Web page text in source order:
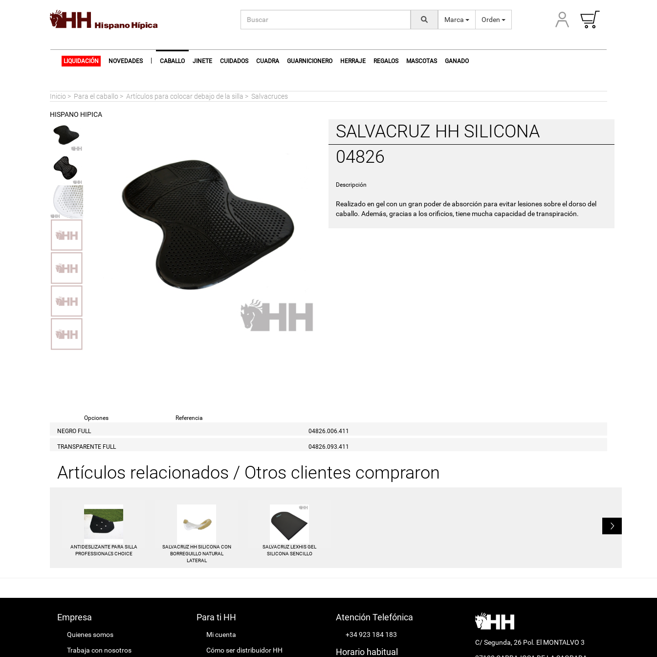
Marca Orden
LIQUIDACIÓN NOVEDADES | CABALLO JINETE CUIDADOS CUADRA GUARNICIONERO HERRAJE REGALOS MASCOTAS GANADO
Inicio > Para el caballo > Artículos para colocar debajo de la silla > Salvacruces
HISPANO HIPICA
SALVACRUZ HH SILICONA
04826
Descripción
Realizado en gel con un gran poder de absorción para evitar lesiones sobre el dorso del
caballo. Además, gracias a los orificios, tiene mucha capacidad de transpiración.
Opciones
Referencia
NEGRO FULL
04826.006.411
TRANSPARENTE FULL 04826.093.411
Artículos relacionados / Otros clientes compraron
ANTIDESLIZANTE PARA SILLA
PROFESSIONAL'S CHOICE
SALVACRUZ HH SILICONA CON
BORREGUILLO NATURAL
LATERAL
SALVACRUZ LEXHIS GEL
SILICONA SENCILLO
L
Empresa
Quienes somos
Trabaja con nosotros
Para ti HH
Mi cuenta
Cómo ser distribuidor HH
Atención Telefónica
+34 923 184 183
Horario habitual
C/ Segunda, 26 Pol. El MONTALVO 3